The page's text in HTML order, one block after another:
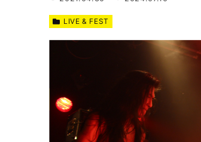
LIVE & FEST